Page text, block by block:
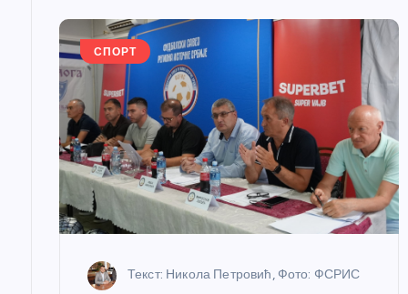
СПОРТ
Текст: Никола Петровић, Фото: ФСРИС